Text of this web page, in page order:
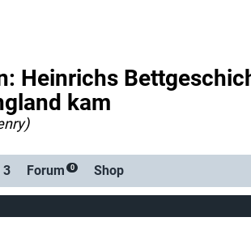
Heinrichs
kam
3 Forum 0 Shop